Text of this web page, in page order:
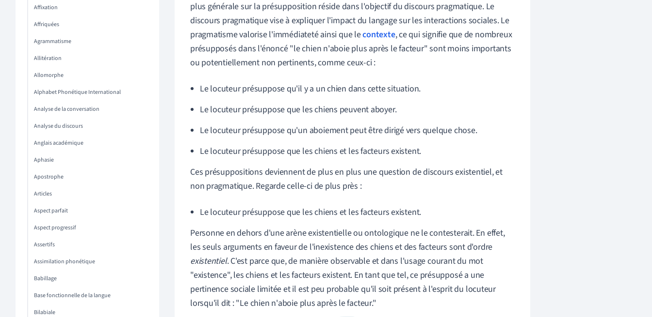
Affixation
Affriquées
Agrammatisme
Allitération
Allomorphe
Alphabet Phonétique International
Analyse de la conversation
Analyse du discours
Anglais académique
Aphasie
Apostrophe
Articles
Aspect parfait
Aspect progressif
Assertifs
Assimilation phonétique
Babillage
Base fonctionnelle de la langue
Bilabiale
plus générale sur la présupposition réside dans l'objectif du discours pragmatique. Le
discours pragmatique vise à expliquer l'impact du langage sur les interactions sociales. Le
pragmatisme valorise l'immédiateté ainsi que lecontexte, ce qui signifie que de nombreux
présupposés dans l'énoncé "le chien n'aboie plus après le facteur" sont moins importants
ou potentiellement non pertinents, comme ceux-ci :
Le locuteur présuppose qu'il y a un chien dans cette situation.
Le locuteur présuppose que les chiens peuvent aboyer.
Le locuteur présuppose qu'un aboiement peut être dirigé vers quelque chose.
Le locuteur présuppose que les chiens et les facteurs existent.
Ces présuppositions deviennent de plus en plus une question de discours existentiel, et
non pragmatique. Regarde celle-ci de plus près :
Le locuteur présuppose que les chiens et les facteurs existent.
Personne en dehors d'une arène existentielle ou ontologique ne le contesterait. En effet,
les seuls arguments en faveur de l'inexistence des chiens et des facteurs sont d'ordre
existentiel. C'est parce que, de manière observable et dans l'usage courant du mot
"existence", les chiens et les facteurs existent. En tant que tel, ce présupposé a une
pertinence sociale limitée et il est peu probable qu'il soit présent à l'esprit du locuteur
lorsqu'il dit : "Le chien n'aboie plus après le facteur."